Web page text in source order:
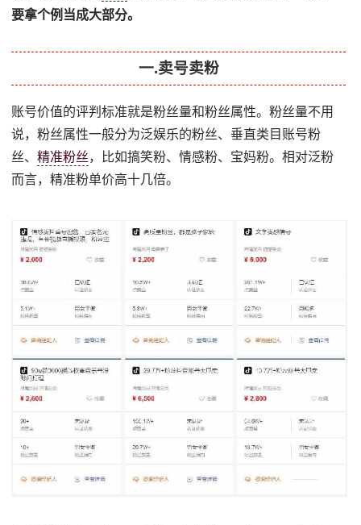
要拿个例当成大部分。
一.卖号卖粉
账号价值的评判标准就是粉丝量和粉丝属性。粉丝量不用
说，粉丝属性一般分为泛娱乐的粉丝、垂直类目账号粉
丝、精准粉丝，比如搞笑粉、情感粉、宝妈粉。相对泛粉
而言，精准粉单价高十几倍。